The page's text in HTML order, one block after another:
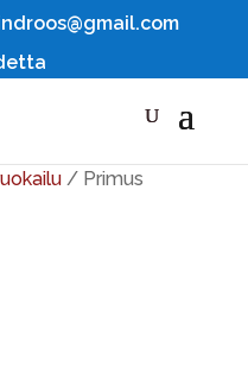
/ Primus